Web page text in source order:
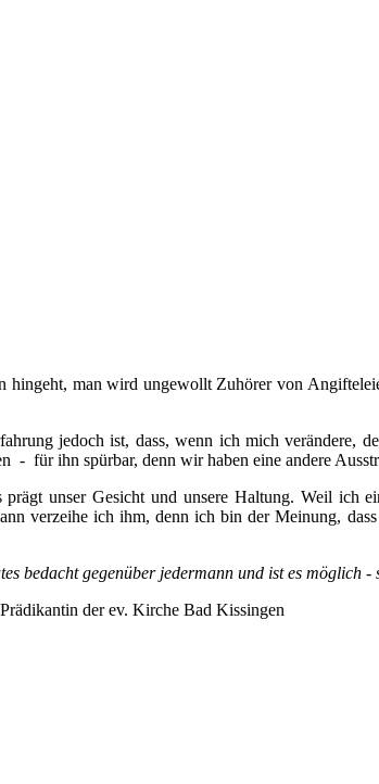
man wird ungewollt Zuhörer von
jedoch ist, dass, wenn ich mich verändere,
für ihn spürbar, denn wir haben eine andere
unser Gesicht und unsere Haltung. Weil ich
verzeihe ich ihm, denn ich bin der Meinung,
bedacht gegenüber jedermann und ist es
der ev. Kirche Bad Kissingen